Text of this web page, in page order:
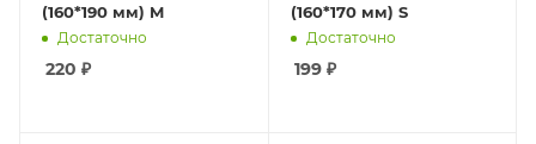
(160*190 мм) M
Достаточно
220 ₽
(160*170 мм) S
Достаточно
199₽